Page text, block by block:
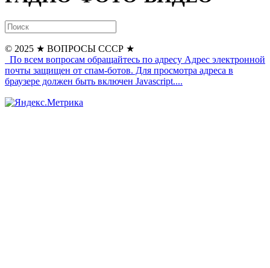
© 2025 ★ ВОПРОСЫ СССР ★
По всем вопросам обращайтесь по адресу Адрес электронной
почты защищен от спам-ботов. Для просмотра адреса в
браузере должен быть включен Javascript....